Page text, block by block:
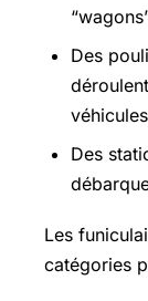
Des
véhicules
Des
Les
catégories